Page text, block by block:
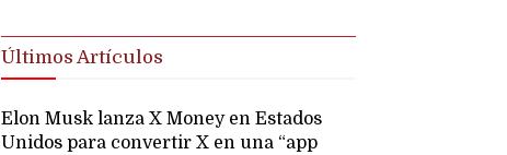
Últimos Artículos
Elon Musk lanza X Money en Estados
Unidos para convertir X en una “app